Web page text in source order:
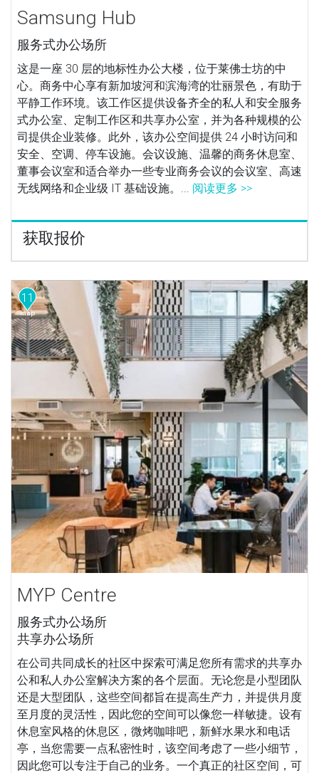
Samsung Hub
服务式办公场所
这是一座 30 层的地标性办公大楼，位于莱佛士坊的中
心。商务中心享有新加坡河和滨海湾的壮丽景色，有助于
平静工作环境。该工作区提供设备齐全的私人和安全服务
式办公室、定制工作区和共享办公室，并为各种规模的公
司提供企业装修。此外，该办公空间提供 24 小时访问和
安全、空调、停车设施。会议设施、温馨的商务休息室、
董事会议室和适合举办一些专业商务会议的会议室、高速
无线网络和企业级 IT 基础设施。... 阅读更多 >>
获取报价
11
MYP Centre
服务式办公场所
共享办公场所
在公司共同成长的社区中探索可满足您所有需求的共享办
公和私人办公室解决方案的各个层面。无论您是小型团队
还是大型团队，这些空间都旨在提高生产力，并提供月度
至月度的灵活性，因此您的空间可以像您一样敏捷。设有
休息室风格的休息区，微烤咖啡吧，新鲜水果水和电话
亭，当您需要一点私密性时，该空间考虑了一些小细节，
因此您可以专注于自己的业务。一个真正的社区空间，可